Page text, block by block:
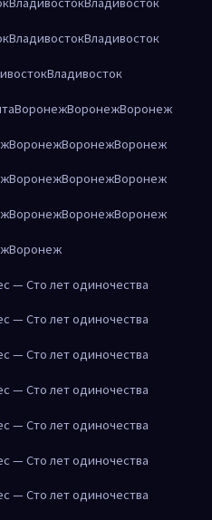
ВладивостокВладивосток
Владивосток
ВоронежВоронежВоронеж
ВоронежВоронежВоронеж
ВоронежВоронежВоронеж
ВоронежВоронежВоронеж
Воронеж
— Сто лет одиночества
— Сто лет одиночества
— Сто лет одиночества
— Сто лет одиночества
— Сто лет одиночества
— Сто лет одиночества
— Сто лет одиночества